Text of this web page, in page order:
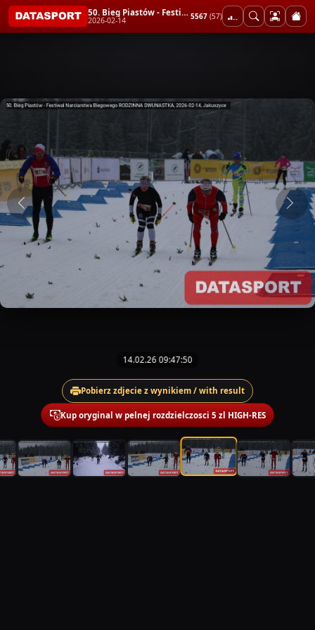
50. Bieg Piastów - Festiwal Narciarstwa Biegowego RODZINNA DWUNASTKA
2026-02-14 5567 (57)
14.02.26 09:47:50
Pobierz zdjecie z wynikiem / with result
Kup oryginal w pelnej rozdzielczosci 5 zl HIGH-RES